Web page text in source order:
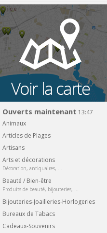
Ouverts maintenant 13:47
Animaux
Articles de Plages
Artisans
Arts et décorations
Décoration, antiquaires, ...
Beauté / Bien-être
Produits de beauté, bijouteries, ...
Bijouteries-Joailleries-Horlogeries
Bureaux de Tabacs
Cadeaux-Souvenirs